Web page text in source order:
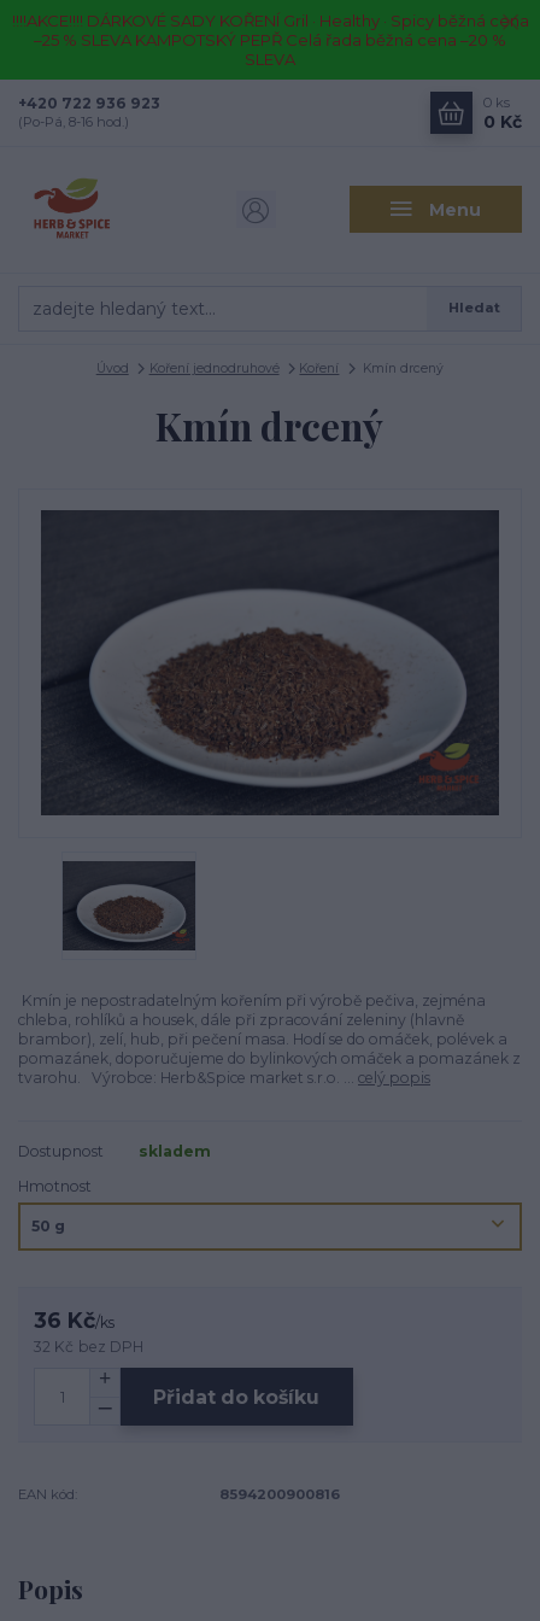
!!!!AKCE!!!! DÁRKOVÉ SADY KOŘENÍ Gril · Healthy · Spicy běžná cena
–25 % SLEVA KAMPOTSKÝ PEPŘ Celá řada běžná cena –20 %
SLEVA
Menu
Hledat
+420 722 936 923
(Po-Pá, 8-16 hod.)
0 ks
0 Kč
Úvod Koření jednodruhové Koření Kmín drcený
Kmín drcený
Kmín je nepostradatelným kořením při výrobě pečiva, zejména
chleba, rohlíků a housek, dále při zpracování zeleniny (hlavně
brambor), zelí, hub, při pečení masa. Hodí se do omáček, polévek a
pomazánek, doporučujeme do bylinkových omáček a pomazánek z
tvarohu. Výrobce: Herb&Spice market s.r.o. ... celý popis
Dostupnost
skladem
Hmotnost
36 Kč/ks
32 Kč bez DPH
Přidat do košíku
EAN kód: 8594200900816
Popis